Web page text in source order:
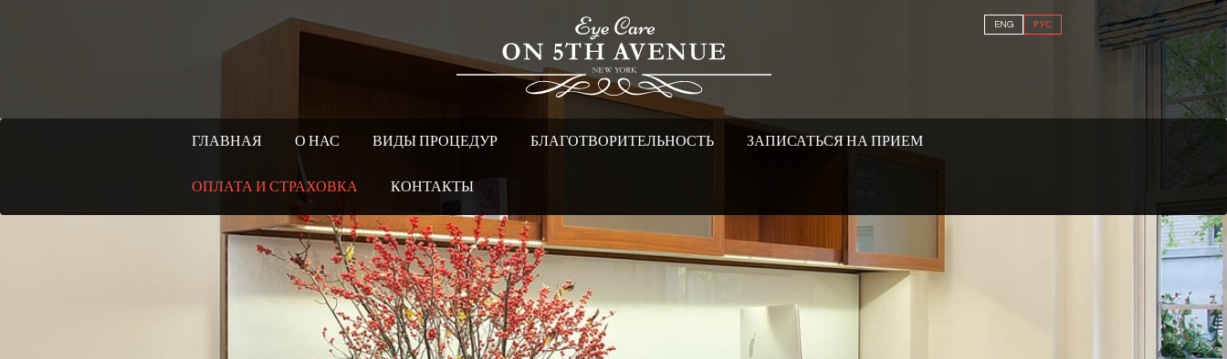
ENG РУС
ГЛАВНАЯ О НАС ВИДЫ ПРОЦЕДУР БЛАГОТВОРИТЕЛЬНОСТЬ ЗАПИСАТЬСЯ НА ПРИЕМ
ОПЛАТА И СТРАХОВКА КОНТАКТЫ